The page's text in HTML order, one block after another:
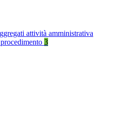
attività amministrativa
3